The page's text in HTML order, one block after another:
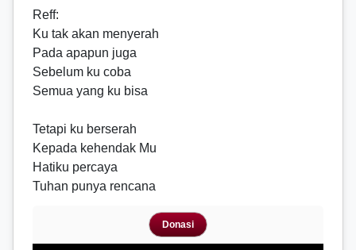
Reff:
Ku tak akan menyerah
Pada apapun juga
Sebelum ku coba
Semua yang ku bisa
Tetapi ku berserah
Kepada kehendak Mu
Hatiku percaya
Tuhan punya rencana
Donasi